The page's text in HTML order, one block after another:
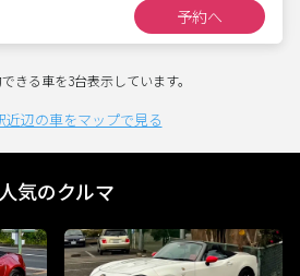
予約へ
きる車を3台表示しています。
近辺の車をマップで見る
人気のクルマ